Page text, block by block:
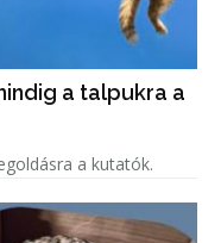
a talpukra a
a kutatók.